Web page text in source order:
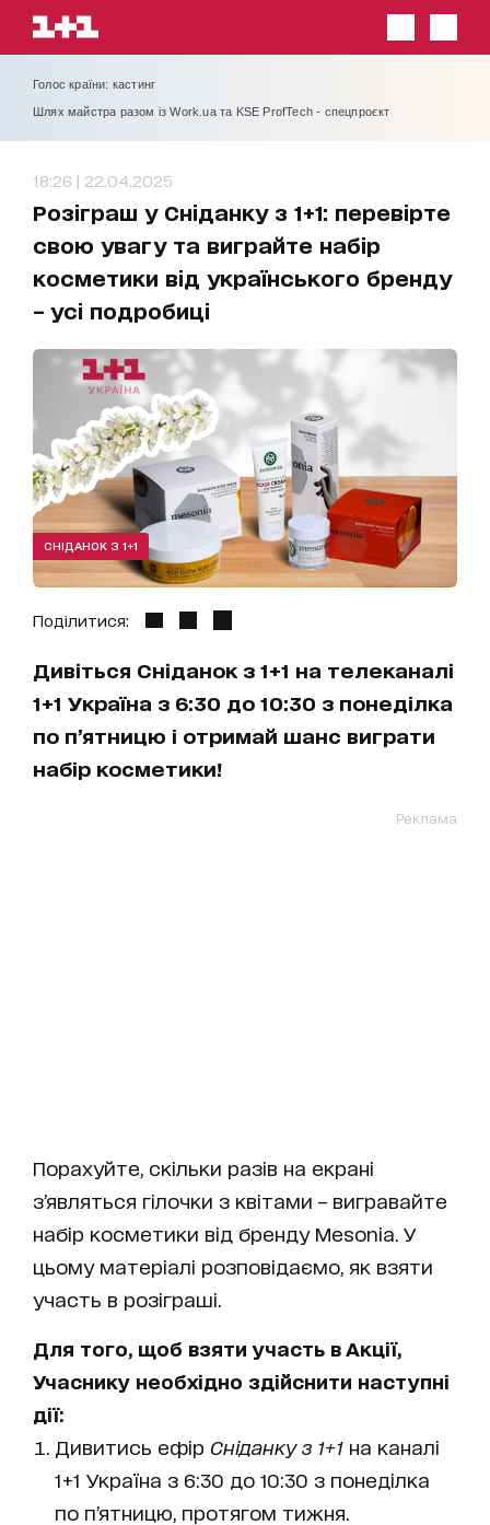
Голос країни: кастинг
Шлях майстра разом із Work.ua та KSE ProfTech - спецпроєкт
18:26 | 22.04.2025
Розіграш у Сніданку з 1+1: перевірте
свою увагу та виграйте набір
косметики від українського бренду
– усі подробиці
СНІДАНОК З 1+1
Поділитися:
Дивіться Сніданок з 1+1 на телеканалі
1+1 Україна з 6:30 до 10:30 з понеділка
по п’ятницю і отримай шанс виграти
набір косметики!
Реклама
Порахуйте, скільки разів на екрані
з’являться гілочки з квітами – вигравайте
набір косметики від бренду Mesonia. У
цьому матеріалі розповідаємо, як взяти
участь в розіграші.
Для того, щоб взяти участь в Акції,
Учаснику необхідно здійснити наступні
дії:
Дивитись ефір Сніданку з 1+1 на каналі
1+1 Україна з 6:30 до 10:30 з понеділка
по п’ятницю, протягом тижня.